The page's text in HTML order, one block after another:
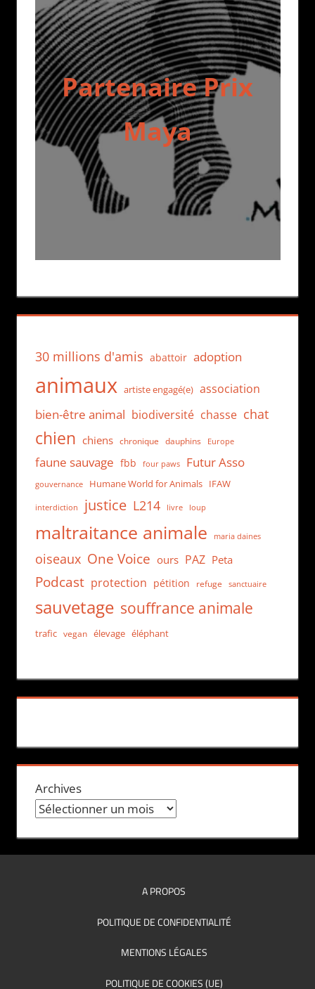
Partenaire Prix
Maya
30 millions d'amis abattoir adoption
animaux artiste engagé(e) association
bien-être animal biodiversité chasse chat
chien chiens chronique dauphins Europe
faune sauvage fbb four paws Futur Asso
gouvernance Humane World for Animals IFAW
interdiction justice L214 livre loup
maltraitance animale maria daines
oiseaux One Voice ours PAZ Peta
Podcast protection pétition refuge sanctuaire
sauvetage souffrance animale
trafic vegan élevage éléphant
Archives
A PROPOS
POLITIQUE DE CONFIDENTIALITÉ
MENTIONS LÉGALES
POLITIQUE DE COOKIES (UE)